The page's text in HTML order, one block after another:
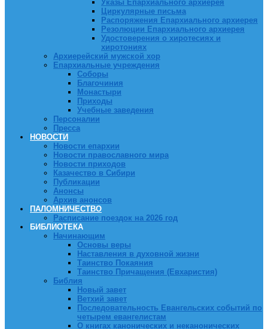
Указы Епархиального архиерея
Циркулярные письма
Распоряжения Епархиального архиерея
Резолюции Епархиального архиерея
Удостоверения о хиротесиях и
хиротониях
Архиерейский мужской хор
Епархиальные учреждения
Соборы
Благочиния
Монастыри
Приходы
Учебные заведения
Персоналии
Пресса
НОВОСТИ
Новости епархии
Новости православного мира
Новости приходов
Казачество в Сибири
Публикации
Анонсы
Архив анонсов
ПАЛОМНИЧЕСТВО
Расписание поездок на 2026 год
БИБЛИОТЕКА
Начинающим
Основы веры
Наставления в духовной жизни
Таинство Покаяния
Таинство Причащения (Евхаристия)
Библия
Новый завет
Ветхий завет
Последовательность Евангельских событий по
четырем евангелистам
О книгах канонических и неканонических